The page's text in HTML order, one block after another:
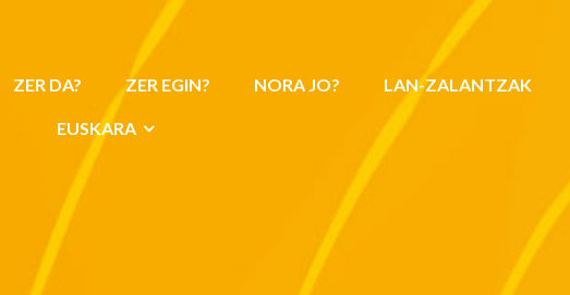
ZER DA? ZER EGIN? NORA JO? LAN-ZALANTZAK
EUSKARA